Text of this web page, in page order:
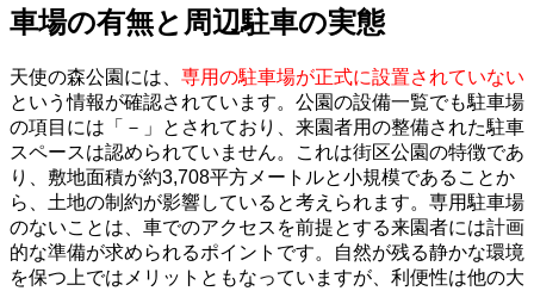
車場の有無と周辺駐車の実態
天使の森公園には、 専用の駐車場が正式に設置されていない
という情報が確認されています。公園の設備一覧でも駐車場
の項目には「－」とされており、来園者用の整備された駐車
スペースは認められていません。これは街区公園の特徴であ
り、敷地面積が約3,708平方メートルと小規模であることか
ら、土地の制約が影響していると考えられます。専用駐車場
のないことは、車でのアクセスを前提とする来園者には計画
的な準備が求められるポイントです。自然が残る静かな環境
を保つ上ではメリットともなっていますが、利便性は他の大